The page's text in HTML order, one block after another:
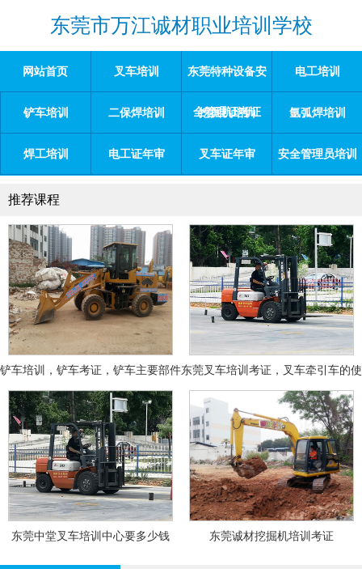
东莞市万江诚材职业培训学校
网站首页 叉车培训 东莞特种设备安
全管理证考证
电工培训
铲车培训 二保焊培训 挖掘机培训 氩弧焊培训
焊工培训 电工证年审 叉车证年审 安全管理员培训
推荐课程
铲车培训，铲车考证，铲车主要部件东莞叉车培训考证，叉车牵引车的使
用和操作
东莞中堂叉车培训中心要多少钱 东莞诚材挖掘机培训考证